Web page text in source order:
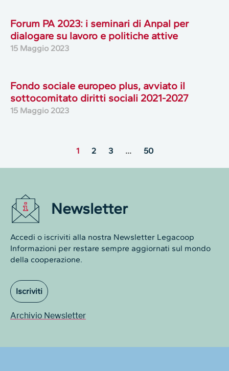
Forum PA 2023: i seminari di Anpal per
dialogare su lavoro e politiche attive
15 Maggio 2023
Fondo sociale europeo plus, avviato il
sottocomitato diritti sociali 2021-2027
15 Maggio 2023
1 2 3 … 50
Newsletter
Accedi o iscriviti alla nostra Newsletter Legacoop
Informazioni per restare sempre aggiornati sul mondo
della cooperazione.
Iscriviti
Archivio Newsletter